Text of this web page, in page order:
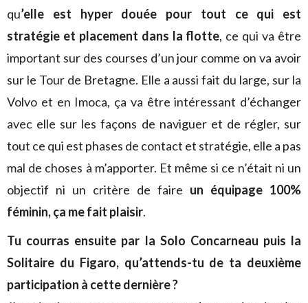
qu’elle est hyper douée pour tout ce qui est
stratégie et placement dans la flotte, ce qui va être
important sur des courses d’un jour comme on va avoir
sur le Tour de Bretagne. Elle a aussi fait du large, sur la
Volvo et en Imoca, ça va être intéressant d’échanger
avec elle sur les façons de naviguer et de régler, sur
tout ce qui est phases de contact et stratégie, elle a pas
mal de choses à m’apporter. Et même si ce n’était ni un
objectif ni un critère de faire un équipage 100%
féminin, ça me fait plaisir.
Tu courras ensuite par la Solo Concarneau puis la
Solitaire du Figaro, qu’attends-tu de ta deuxième
participation à cette dernière ?